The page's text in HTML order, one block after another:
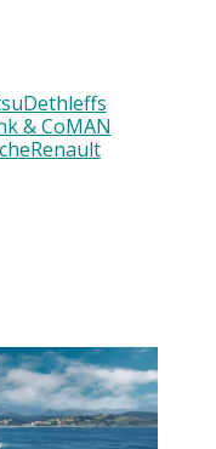
Dethleffs
& CoMAN
Renault